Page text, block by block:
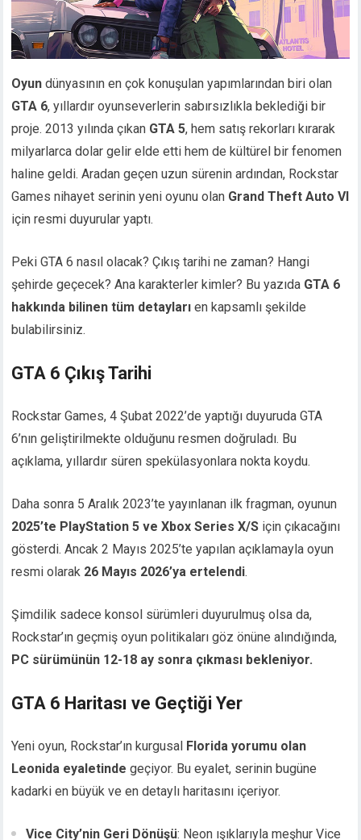
Oyun dünyasının en çok konuşulan yapımlarından biri olan
GTA 6, yıllardır oyunseverlerin sabırsızlıkla beklediği bir
proje. 2013 yılında çıkan GTA 5, hem satış rekorları kırarak
milyarlarca dolar gelir elde etti hem de kültürel bir fenomen
haline geldi. Aradan geçen uzun sürenin ardından, Rockstar
Games nihayet serinin yeni oyunu olan Grand Theft Auto VI
için resmi duyurular yaptı.
Peki GTA 6 nasıl olacak? Çıkış tarihi ne zaman? Hangi
şehirde geçecek? Ana karakterler kimler? Bu yazıda GTA 6
hakkında bilinen tüm detayları en kapsamlı şekilde
bulabilirsiniz.
GTA 6 Çıkış Tarihi
Rockstar Games, 4 Şubat 2022’de yaptığı duyuruda GTA
6’nın geliştirilmekte olduğunu resmen doğruladı. Bu
açıklama, yıllardır süren spekülasyonlara nokta koydu.
Daha sonra 5 Aralık 2023’te yayınlanan ilk fragman, oyunun
2025’te PlayStation 5 ve Xbox Series X/S için çıkacağını
gösterdi. Ancak 2 Mayıs 2025’te yapılan açıklamayla oyun
resmi olarak 26 Mayıs 2026’ya ertelendi.
Şimdilik sadece konsol sürümleri duyurulmuş olsa da,
Rockstar’ın geçmiş oyun politikaları göz önüne alındığında,
PC sürümünün 12-18 ay sonra çıkması bekleniyor.
GTA 6 Haritası ve Geçtiği Yer
Yeni oyun, Rockstar’ın kurgusal Florida yorumu olan
Leonida eyaletinde geçiyor. Bu eyalet, serinin bugüne
kadarki en büyük ve en detaylı haritasını içeriyor.
Vice City’nin Geri Dönüşü: Neon ışıklarıyla meşhur Vice